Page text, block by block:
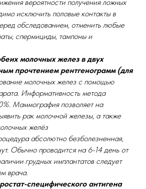
вероятности получения ложных
исключить половые контакты в
обследованием, отменить любые
спермициды, тампоны и
молочных желез в двух
прочтением рентгенограмм (для
молочных желез с помощью
Информативность метода
Маммография позволяет на
рак молочной железы, а также
желёз
абсолютно безболезненная,
Обычно проводится на 6-14 день от
грудных имплантатов следует
врача.
специфического антигена